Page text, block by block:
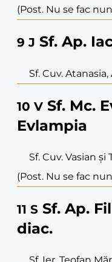
(Post. Nu se fac
9 J Sf. Ap.
Sf. Cuv.
10 V Sf. Mc.
Evlampia
Sf. Cuv. Vasian și
(Post. Nu se fac
11 S Sf. Ap.
diac.
Sf. Ier. Teofan